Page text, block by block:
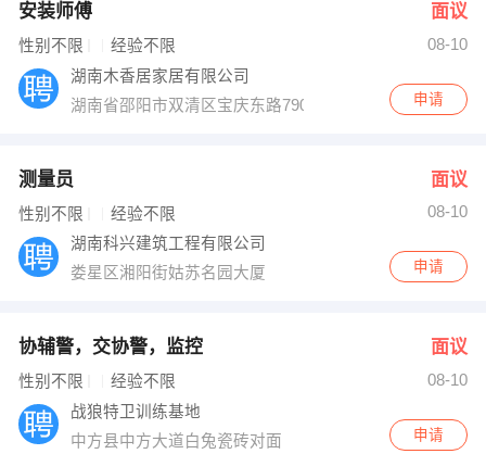
安装师傅 面议
性别不限 经验不限
08-10
湖南木香居家居有限公司
湖南省邵阳市双清区宝庆东路790号附近
申请
测量员 面议
性别不限 经验不限
08-10
湖南科兴建筑工程有限公司
娄星区湘阳街姑苏名园大厦
申请
协辅警，交协警，监控 面议
性别不限 经验不限
08-10
战狼特卫训练基地
中方县中方大道白兔瓷砖对面
申请